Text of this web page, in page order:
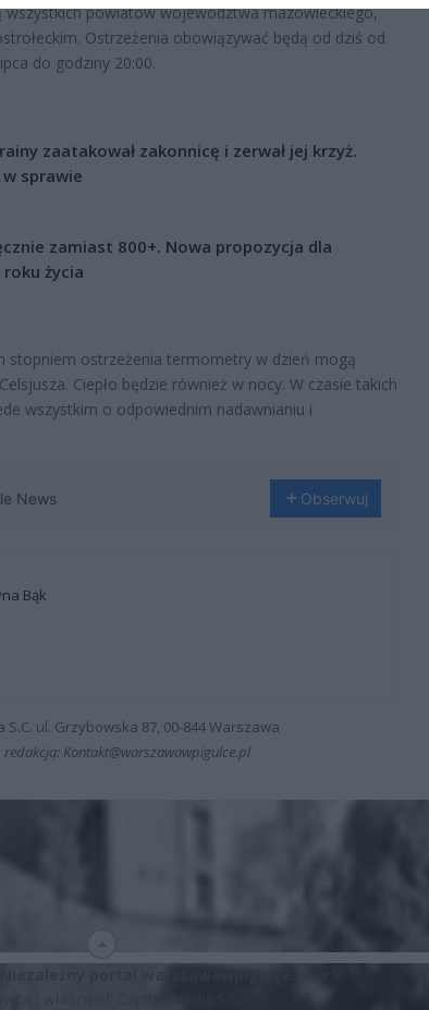
wszystkich powiatów województwa mazowieckiego,
Ostrzeżenia obowiązywać będą od dziś od
do godziny 20:00.
zaatakował zakonnicę i zerwał jej krzyż.
sprawie
zamiast 800+. Nowa propozycja dla
życia
stopniem ostrzeżenia termometry w dzień mogą
Ciepło będzie również w nocy. W czasie takich
wszystkim o odpowiednim nadawnianiu i
News Obserwuj
Bąk
S.C. ul. Grzybowska 87, 00-844 Warszawa
redakcją: Kontakt@warszawawpigulce.pl